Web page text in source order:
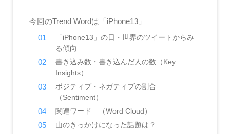
今回のTrend Wordは「iPhone13」
「iPhone13」の日・世界のツイートからみ
る傾向
書き込み数・書き込んだ人の数（Key
Insights）
ポジティブ・ネガティブの割合
（Sentiment）
関連ワード （Word Cloud）
山のきっかけになった話題は？